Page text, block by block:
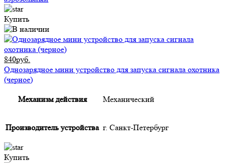
Купить
840руб.
Однозарядное мини устройство для запуска сигнала охотника
(черное)
Механизм действия Механический
Производитель устройства г. Санкт-Петербург
Купить